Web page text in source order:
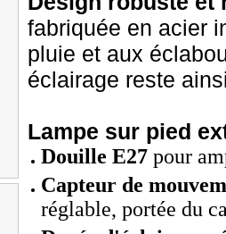
fabriquée en acier
pluie et aux
éclairage reste
Lampe sur pied
Douille E27 pour
Capteur de
réglable, portée du